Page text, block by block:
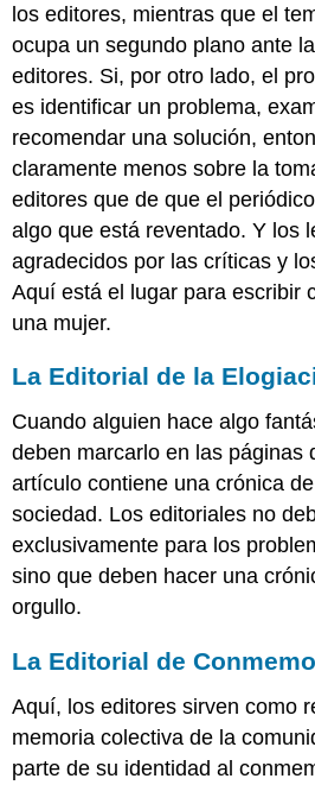
los editores, mientras que el
ocupa un segundo plano ante
editores. Si, por otro lado, el
es identificar un problema,
recomendar una solución,
claramente menos sobre la
editores que de que el
algo que está reventado. Y los
agradecidos por las críticas y
Aquí está el lugar para escribir
una mujer.
La Editorial de la
Cuando alguien hace algo
deben marcarlo en las páginas
artículo contiene una crónica
sociedad. Los editoriales no
exclusivamente para los
sino que deben hacer una
orgullo.
La Editorial de
Aquí, los editores sirven como
memoria colectiva de la
parte de su identidad al